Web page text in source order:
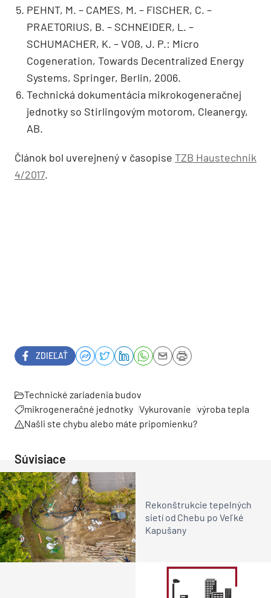
PEHNT, M. – CAMES, M. – FISCHER, C. –
PRAETORIUS, B. – SCHNEIDER, L. –
SCHUMACHER, K. – VOß, J. P.: Micro
Cogeneration, Towards Decentralized Energy
Systems, Springer, Berlin, 2006.
Technická dokumentácia mikrokogeneračnej
jednotky so Stirlingovým motorom, Cleanergy,
AB.
Článok bol uverejnený v časopise TZB Haustechnik
4/2017.
ZDIEĽAŤ
Technické zariadenia budov
mikrogeneračné jednotky Vykurovanie výroba tepla
Našli ste chybu alebo máte pripomienku?
Súvisiace
Rekonštrukcie tepelných
sietí od Chebu po Veľké
Kapušany